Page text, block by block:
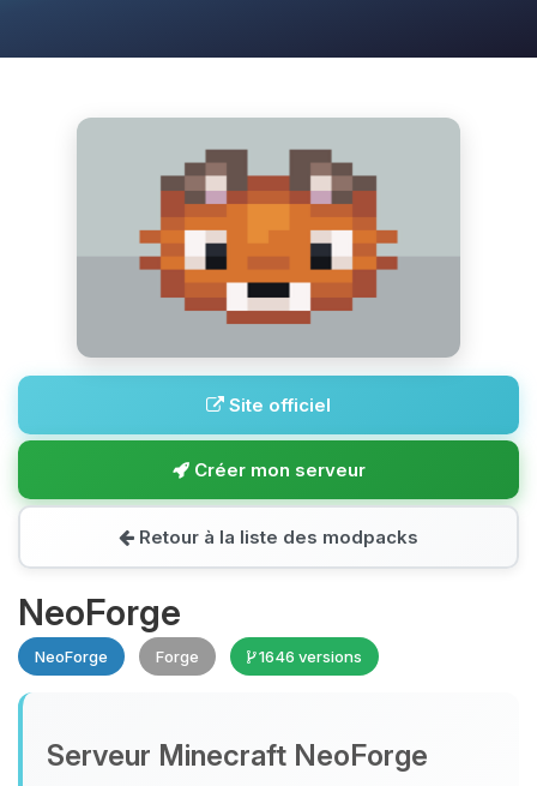
Site officiel
Créer mon serveur
Retour à la liste des modpacks
NeoForge
NeoForge Forge 1646 versions
Serveur Minecraft NeoForge